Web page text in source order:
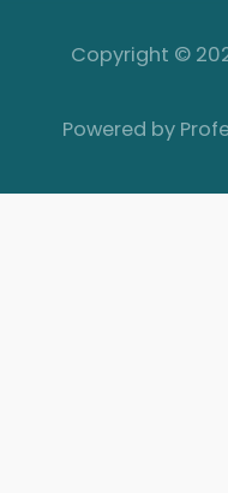
Copyright ©
Powered by